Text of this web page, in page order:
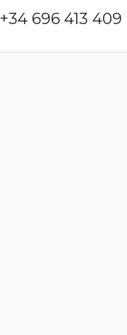
+34 696 413 409